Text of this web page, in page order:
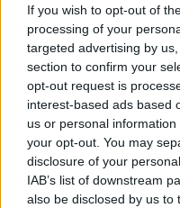
If you wish to opt-out of
processing of your
targeted advertising by
section to confirm your
opt-out request is
interest-based ads based
us or personal
your opt-out. You may
disclosure of your
IAB’s list of downstream
also be disclosed by us to